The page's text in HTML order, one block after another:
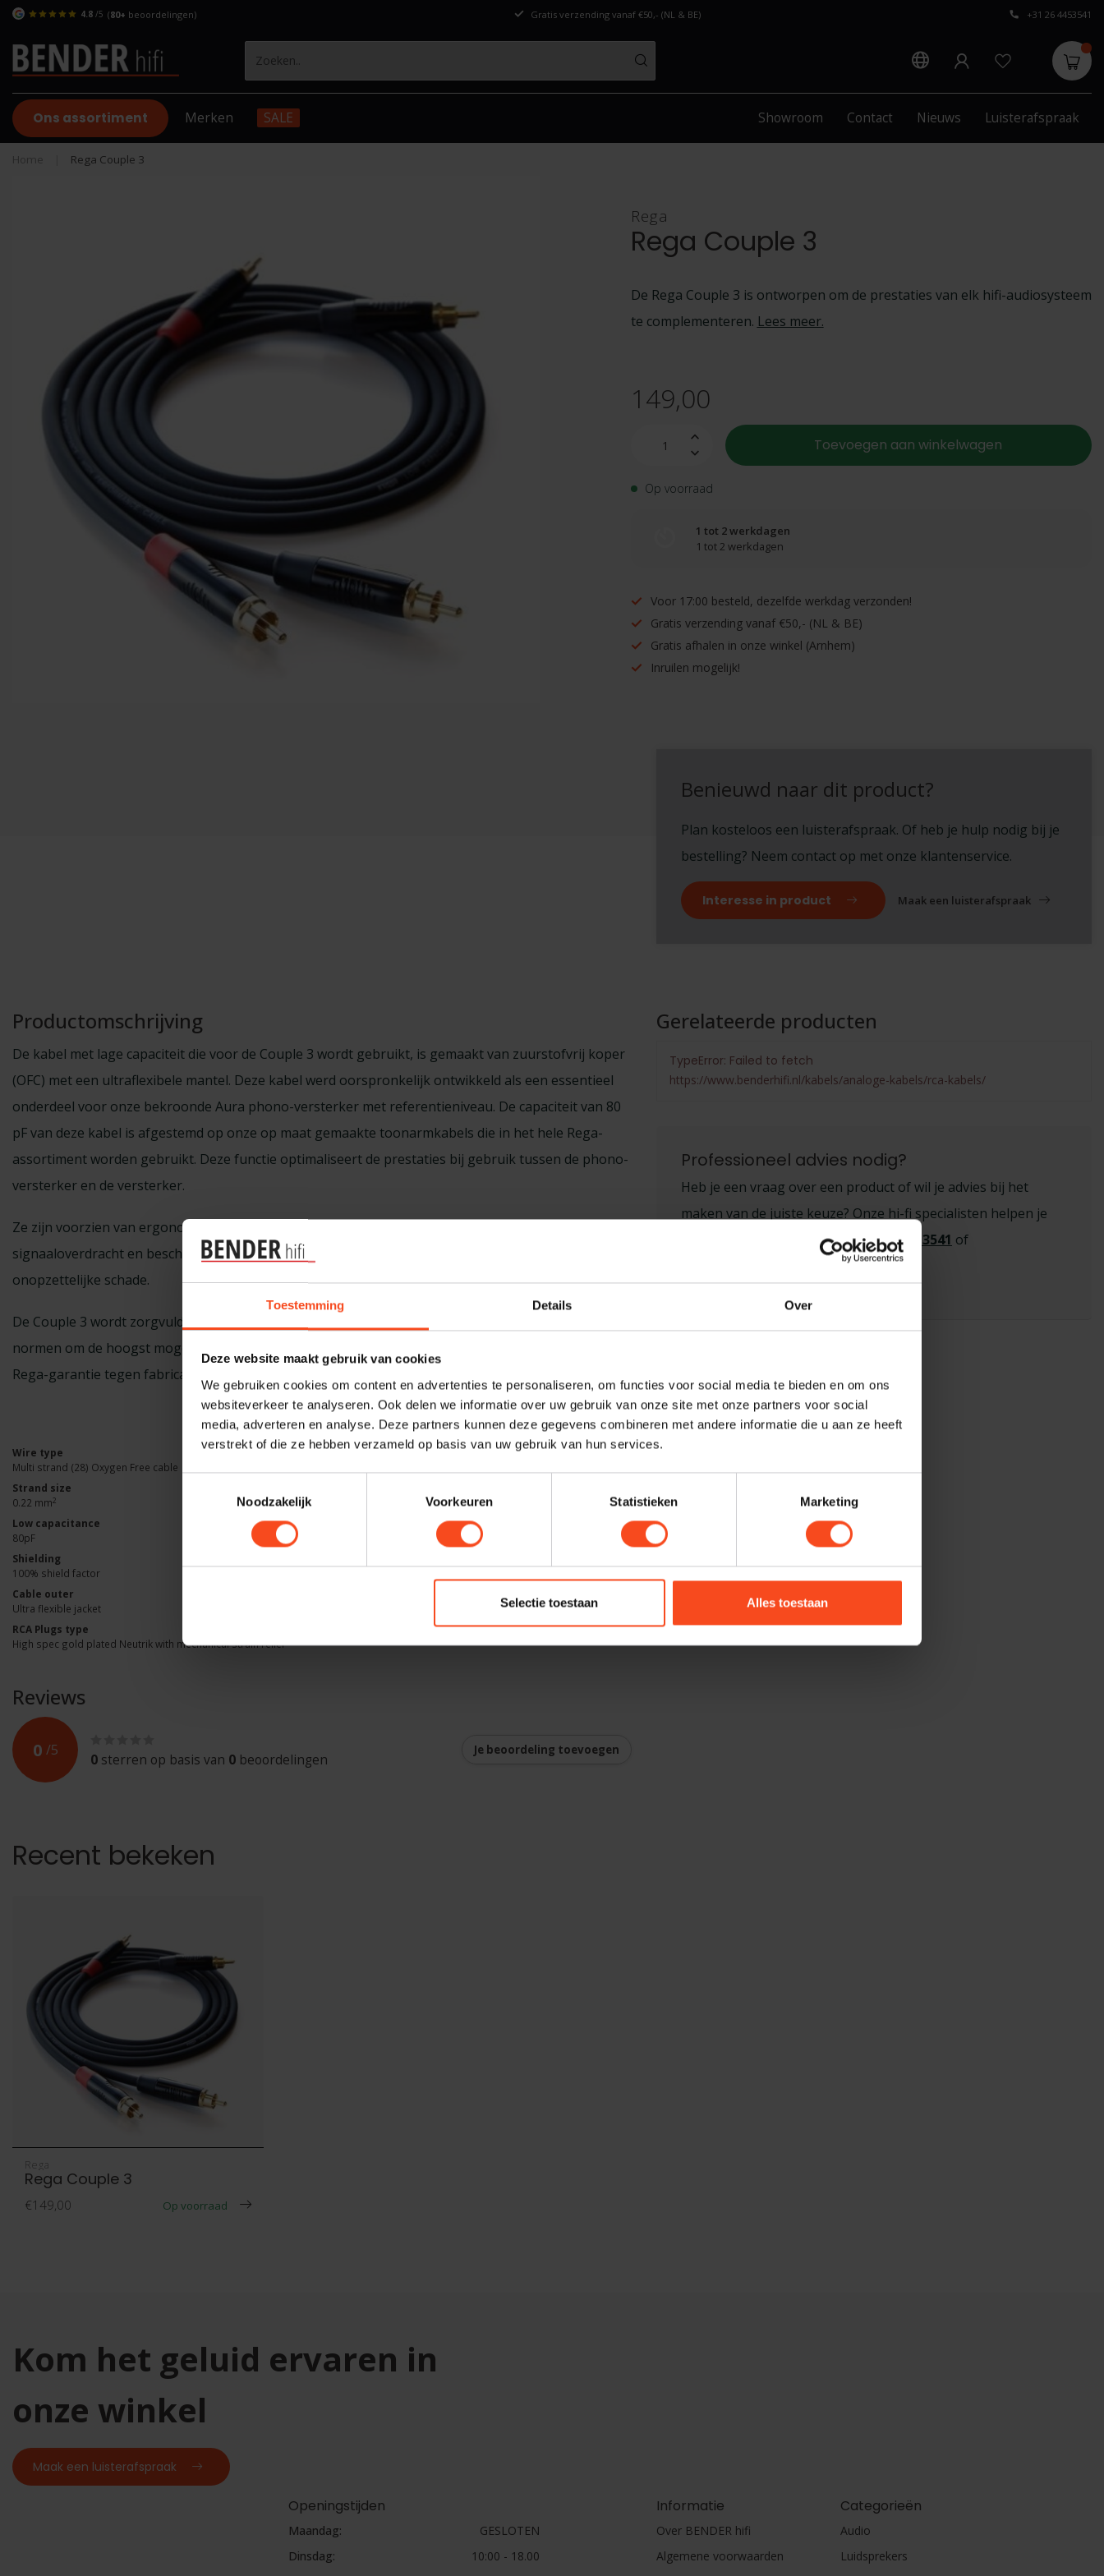
Toestemming Details Over
Deze website maakt gebruik van cookies
We gebruiken cookies om content en advertenties te personaliseren, om functies voor social media te bieden en om ons
websiteverkeer te analyseren. Ook delen we informatie over uw gebruik van onze site met onze partners voor social
media, adverteren en analyse. Deze partners kunnen deze gegevens combineren met andere informatie die u aan ze heeft
verstrekt of die ze hebben verzameld op basis van uw gebruik van hun services.
Noodzakelijk
Voorkeuren Statistieken Marketing
Selectie toestaan Alles toestaan
4.8 /5 (80+ beoordelingen) Gratis verzending vanaf €50,- (NL & BE) +31 26 4453541
Ons assortiment Merken SALE Showroom Contact Nieuws Luisterafspraak
Home Rega Couple 3
Rega
Rega Couple 3
De Rega Couple 3 is ontworpen om de prestaties van elk hifi-audiosysteem
te complementeren. Lees meer.
149,00
Toevoegen aan winkelwagen
Op voorraad
1 tot 2 werkdagen
1 tot 2 werkdagen
Voor 17:00 besteld, dezelfde werkdag verzonden!
Gratis verzending vanaf €50,- (NL & BE)
Gratis afhalen in onze winkel (Arnhem)
Inruilen mogelijk!
Benieuwd naar dit product?
Plan kosteloos een luisterafspraak. Of heb je hulp nodig bij je
bestelling? Neem contact op met onze klantenservice.
Interesse in product Maak een luisterafspraak
Productomschrijving
De kabel met lage capaciteit die voor de Couple 3 wordt gebruikt, is gemaakt van zuurstofvrij koper
(OFC) met een ultraflexibele mantel. Deze kabel werd oorspronkelijk ontwikkeld als een essentieel
onderdeel voor onze bekroonde Aura phono-versterker met referentieniveau. De capaciteit van 80
pF van deze kabel is afgestemd op onze op maat gemaakte toonarmkabels die in het hele Rega-
assortiment worden gebruikt. Deze functie optimaliseert de prestaties bij gebruik tussen de phono-
versterker en de versterker.
Ze zijn voorzien van ergonomisch ontworpen, hoogwaardige Neutrik RCA-pluggen voor maximale
signaaloverdracht en beschikken tevens over een mechanische trekontlasting die beschermt tegen
onopzettelijke schade.
De Couple 3 wordt zorgvuldig met de hand in eigen huis geassembleerd volgens onze strenge
normen om de hoogst mogelijke kwaliteit te garanderen en wordt geleverd met de levenslange
Rega-garantie tegen fabricagefouten.
Wire type
Multi strand (28) Oxygen Free cable
Strand size
0.22 mm2
Low capacitance
80pF
Shielding
100% shield factor
Cable outer
Ultra flexible jacket
RCA Plugs type
High spec gold plated Neutrik with mechanical strain relief
Reviews
0 /5
0 sterren op basis van 0 beoordelingen
Je beoordeling toevoegen
Gerelateerde producten
TypeError: Failed to fetch
https://www.benderhifi.nl/kabels/analoge-kabels/rca-kabels/
Professioneel advies nodig?
Heb je een vraag over een product of wil je advies bij het
maken van de juiste keuze? Onze hi-fi specialisten helpen je
graag. Neem contact op via+31 26 445 3541 of
Recent bekeken
Rega
Rega Couple 3
€149,00 Op voorraad
Kom het geluid ervaren in
onze winkel
Maak een luisterafspraak
Openingstijden
Maandag:
GESLOTEN
Dinsdag:
10:00 - 18.00
Informatie
Over BENDER hifi
Algemene voorwaarden
Categorieën
Audio
Luidsprekers